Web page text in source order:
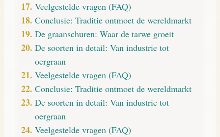
Veelgestelde vragen (FAQ)
Conclusie: Traditie ontmoet de wereldmarkt
De graanschuren: Waar de tarwe groeit
De soorten in detail: Van industrie tot
oergraan
Veelgestelde vragen (FAQ)
Conclusie: Traditie ontmoet de wereldmarkt
De soorten in detail: Van industrie tot
oergraan
Veelgestelde vragen (FAQ)